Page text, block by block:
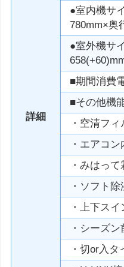
詳細
●室内機サ
780mm×奥
●室外機サ
■期間消費
■その他機
・空清フ
・エアコ
・みはって
・ソフト除
・上下スイ
・シーズ
・切or入タ